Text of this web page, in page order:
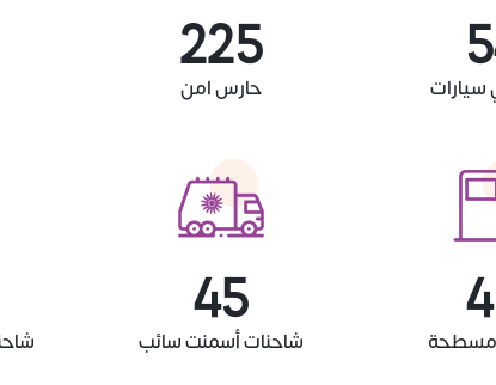
سيارات 250
حارس امن
مسطحة 50
شاحنات أسمنت سائب